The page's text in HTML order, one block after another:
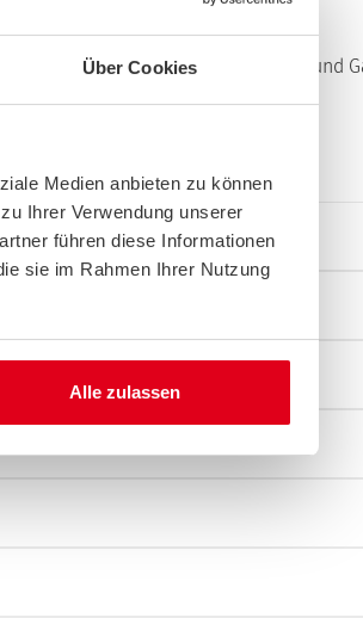
Über Cookies
Medien anbieten zu können
Ihrer Verwendung unserer
führen diese Informationen
sie im Rahmen Ihrer Nutzung
Alle zulassen
Sie mehr zu Gewährleistung und